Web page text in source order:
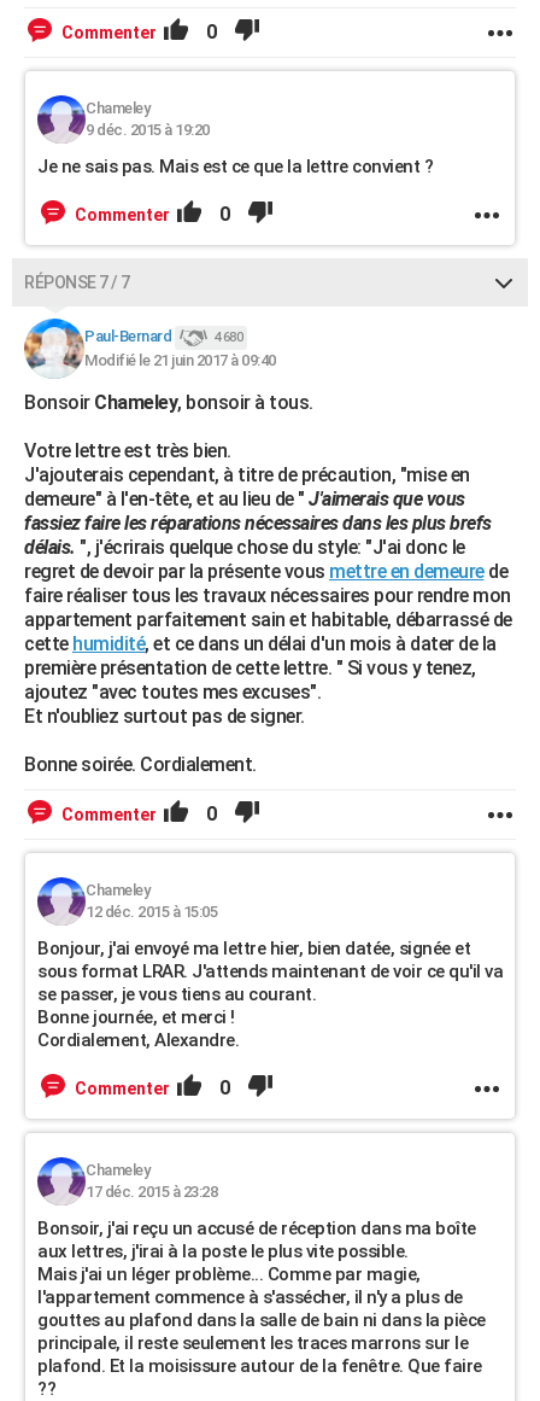
Commenter 0
Chameley
9 déc. 2015 à 19:20
Je ne sais pas. Mais est ce que la lettre convient ?
Commenter 0
RÉPONSE 7 / 7
Paul-Bernard 4 680
Modifié le 21 juin 2017 à 09:40
Bonsoir Chameley, bonsoir à tous.
Votre lettre est très bien.
J'ajouterais cependant, à titre de précaution, "mise en
demeure" à l'en-tête, et au lieu de " J'aimerais que vous
fassiez faire les réparations nécessaires dans les plus brefs
délais. ", j'écrirais quelque chose du style: "J'ai donc le
regret de devoir par la présente vous mettre en demeurede
faire réaliser tous les travaux nécessaires pour rendre mon
appartement parfaitement sain et habitable, débarrassé de
cette humidité, et ce dans un délai d'un mois à dater de la
première présentation de cette lettre. " Si vous y tenez,
ajoutez "avec toutes mes excuses".
Et n'oubliez surtout pas de signer.
Bonne soirée. Cordialement.
Commenter 0
Chameley
12 déc. 2015 à 15:05
Bonjour, j'ai envoyé ma lettre hier, bien datée, signée et
sous format LRAR. J'attends maintenant de voir ce qu'il va
se passer, je vous tiens au courant.
Bonne journée, et merci !
Cordialement, Alexandre.
Commenter 0
Chameley
17 déc. 2015 à 23:28
Bonsoir, j'ai reçu un accusé de réception dans ma boîte
aux lettres, j'irai à la poste le plus vite possible.
Mais j'ai un léger problème... Comme par magie,
l'appartement commence à s'assécher, il n'y a plus de
gouttes au plafond dans la salle de bain ni dans la pièce
principale, il reste seulement les traces marrons sur le
plafond. Et la moisissure autour de la fenêtre. Que faire
??